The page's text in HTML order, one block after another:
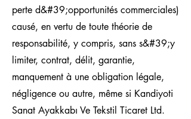
perte d&#39;opportunités commerciales)
causé, en vertu de toute théorie de
responsabilité, y compris, sans s&#39;y
limiter, contrat, délit, garantie,
manquement à une obligation légale,
négligence ou autre, même si Kandiyoti
Sanat Ayakkabı Ve Tekstil Ticaret Ltd.